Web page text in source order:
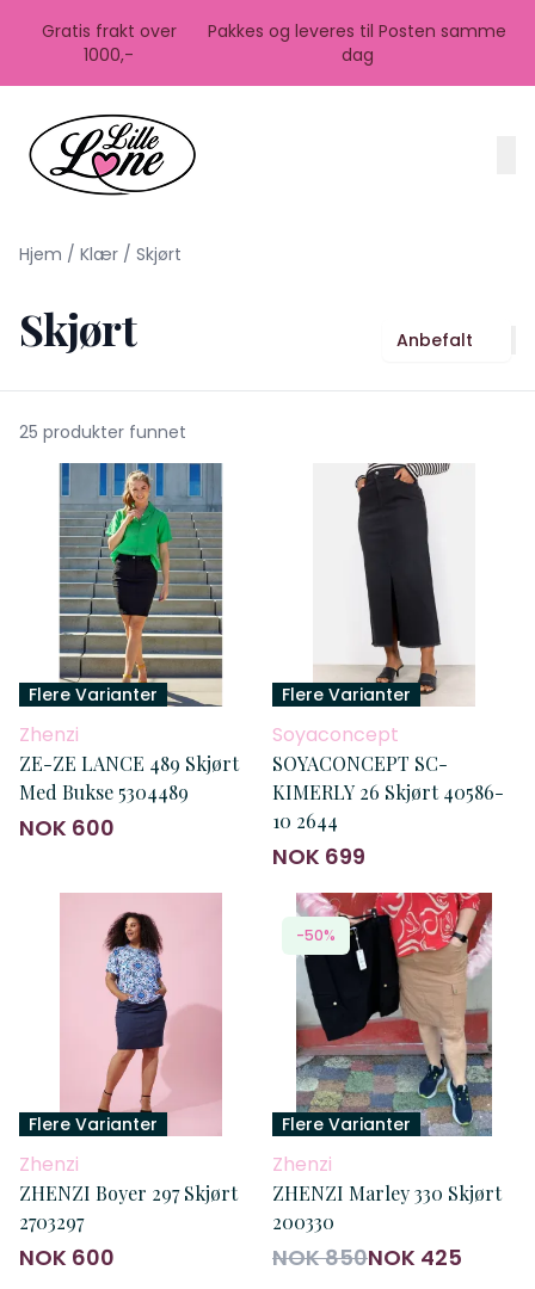
Gratis frakt over
1000,-
Pakkes og leveres til Posten samme
dag
Hjem / Klær / Skjørt
Skjørt Anbefalt
25 produkter funnet
Flere Varianter
Zhenzi
ZE-ZE LANCE 489 Skjørt
Med Bukse 5304489
NOK 600
Flere Varianter
Soyaconcept
SOYACONCEPT SC-
KIMERLY 26 Skjørt 40586-
10 2644
NOK 699
Flere Varianter
Zhenzi
ZHENZI Boyer 297 Skjørt
2703297
NOK 600
-50%
Flere Varianter
Zhenzi
ZHENZI Marley 330 Skjørt
200330
NOK 850NOK 425